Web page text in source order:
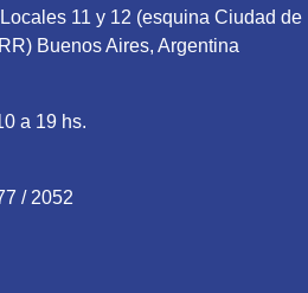
11 y 12 (esquina Ciudad de
Buenos Aires, Argentina
a 19 hs.
/ 2052